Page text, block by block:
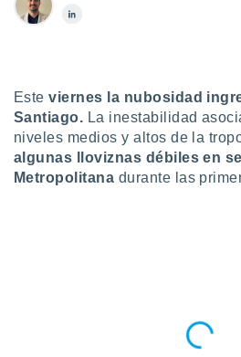
a la
nos
y análisis
en
como
perfil
CONFIGURACIÓN
Esteviernes la nubosidad
Santiago. La inestabilidad
niveles medios y altos de la
algunas lloviznas débiles en
Metropolitana durante las